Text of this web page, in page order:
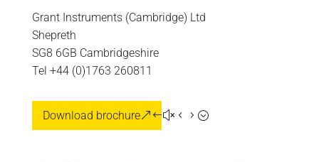
Grant Instruments (Cambridge) Ltd
Shepreth
SG8 6GB Cambridgeshire
Tel +44 (0)1763 260811
Download brochure